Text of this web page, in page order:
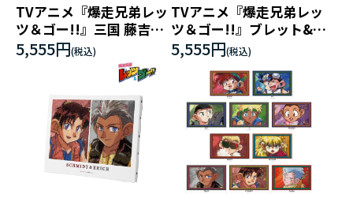
TVアニメ『爆走兄弟レッ
ツ＆ゴー!!』三国 藤吉&
鷹羽 リョウ&J grunge
CANVAS キャンバスボー
5,555円
TVアニメ『爆走兄弟レッ
ツ＆ゴー!!』ブレット&ミ
ハエル&カルロ grunge
CANVAS キャンバスボー
5,555円